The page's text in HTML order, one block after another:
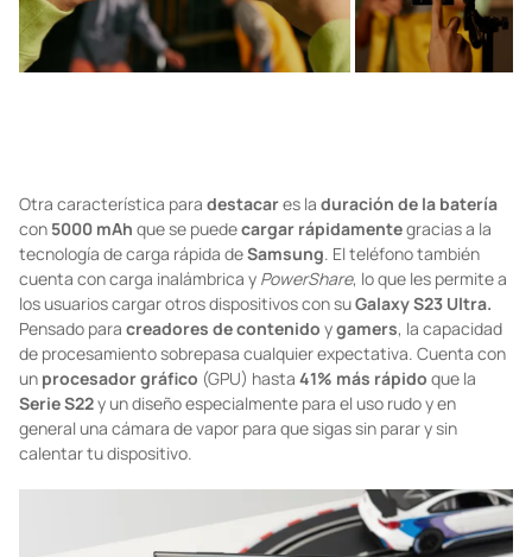
Otra característica para destacares la duración de la batería
con 5000 mAh que se puedecargar rápidamentegracias a la
tecnología de carga rápida deSamsung. El teléfono también
cuenta con carga inalámbrica y PowerShare, lo que les permite a
los usuarios cargar otros dispositivos con suGalaxy S23 Ultra.
Pensado para creadores de contenido ygamers, la capacidad
de procesamiento sobrepasa cualquier expectativa. Cuenta con
un procesador gráfico (GPU) hasta 41% más rápido que la
SerieS22y un diseño especialmente para el uso rudo y en
general una cámara de vapor para que sigas sin parar y sin
calentar tu dispositivo.